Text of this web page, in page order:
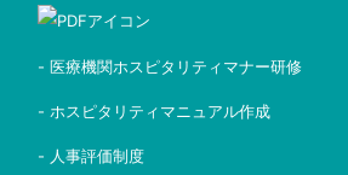
- 医療機関ホスピタリティマナー研修
- ホスピタリティマニュアル作成
- 人事評価制度